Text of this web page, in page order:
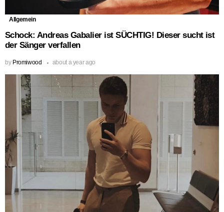
Allgemein
Schock: Andreas Gabalier ist SÜCHTIG! Dieser sucht ist
der Sänger verfallen
by Promiwood about a year ago